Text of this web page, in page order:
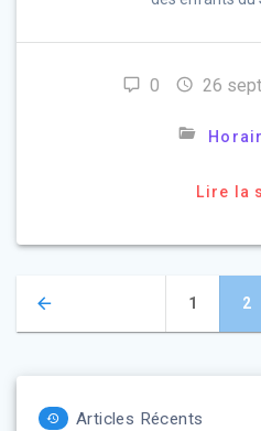
0 26
Lire la
Navigation
des
articles
Page
1 2
Articles Récents